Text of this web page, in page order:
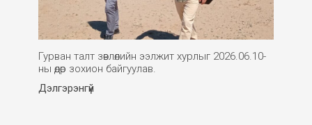
Гурван талт зөвлөлийн ээлжит хурлыг 2026.06.10-
ны өдөр зохион байгуулав.
Дэлгэрэнгүй